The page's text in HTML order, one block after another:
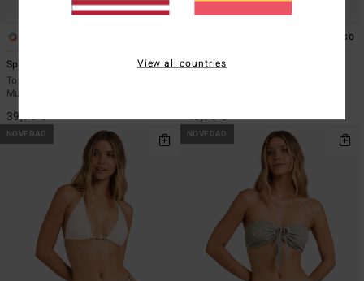
Spec 73 Starsurfer Drew 2-Way Top
Top de bikini dos estilos Negro
Mujer
39,95 €
ECO
Spec 73 Luvsurf Remi Tri
45,95 €
NOVEDAD NOVEDAD
View all countries